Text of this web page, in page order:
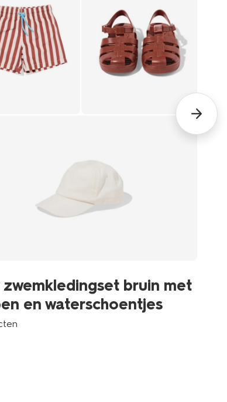
zwemkledingset bruin met
en waterschoentjes